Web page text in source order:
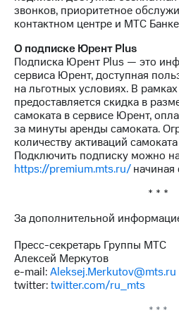
акций
Дивиденды
облигаций
Описание
Еврооблигации-2023
Уведомление
о
погашении
именных
облигаций
Другое
Реквизиты
Контакты
развитие
деловая этика
На главную
звонков, приоритетное
контактном центре и МТС
О подписке Юрент Plus
Подписка Юрент Plus — это
сервиса Юрент, доступная
на льготных условиях. В
предоставляется скидка в
самоката в сервисе Юрент,
за минуты аренды самоката.
количеству активаций
Подключить подписку можно
https://premium.mts.ru/начиная
* * *
За дополнительной
Пресс-секретарь Группы МТС
Алексей Меркутов
e-mail:Aleksej.Merkutov@mts.ru
twitter:twitter.com/ru_mts
* * *